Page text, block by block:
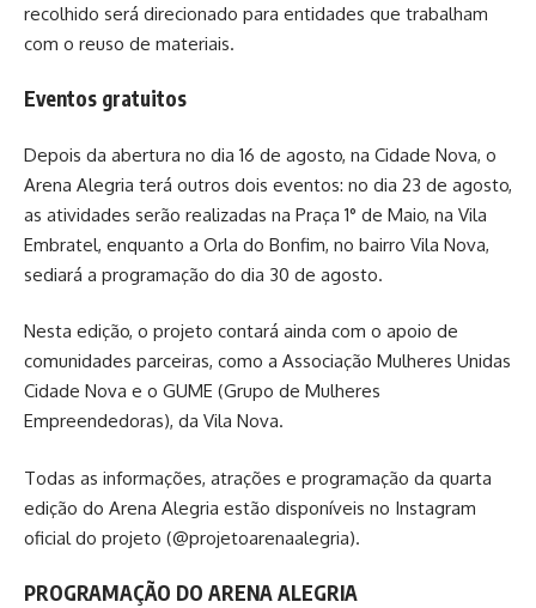
recolhido será direcionado para entidades que trabalham
com o reuso de materiais.
Eventos gratuitos
Depois da abertura no dia 16 de agosto, na Cidade Nova, o
Arena Alegria terá outros dois eventos: no dia 23 de agosto,
as atividades serão realizadas na Praça 1° de Maio, na Vila
Embratel, enquanto a Orla do Bonfim, no bairro Vila Nova,
sediará a programação do dia 30 de agosto.
Nesta edição, o projeto contará ainda com o apoio de
comunidades parceiras, como a Associação Mulheres Unidas
Cidade Nova e o GUME (Grupo de Mulheres
Empreendedoras), da Vila Nova.
Todas as informações, atrações e programação da quarta
edição do Arena Alegria estão disponíveis no Instagram
oficial do projeto (@projetoarenaalegria).
PROGRAMAÇÃO DO ARENA ALEGRIA